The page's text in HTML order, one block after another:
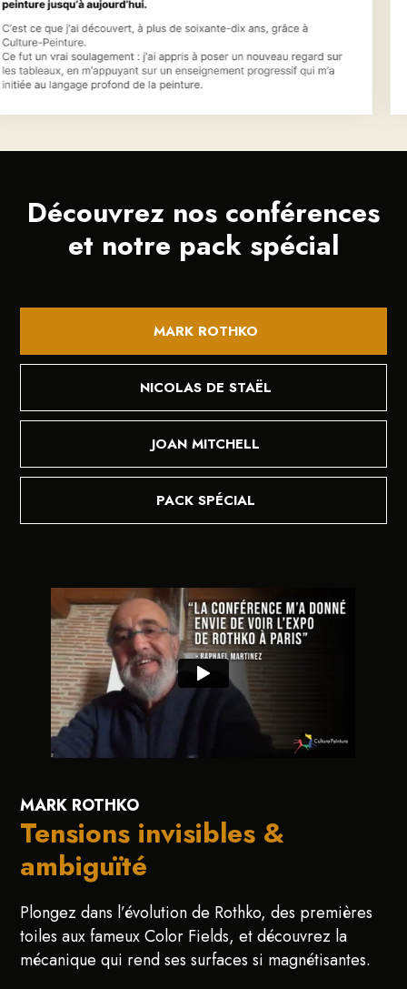
Découvrez nos conférences
et notre pack spécial
MARK ROTHKO
NICOLAS DE STAËL
JOAN MITCHELL
PACK SPÉCIAL
MARK ROTHKO
Tensions invisibles &
ambiguïté
Plongez dans l’évolution de Rothko, des premières
toiles aux fameux Color Fields, et découvrez la
mécanique qui rend ses surfaces si magnétisantes.